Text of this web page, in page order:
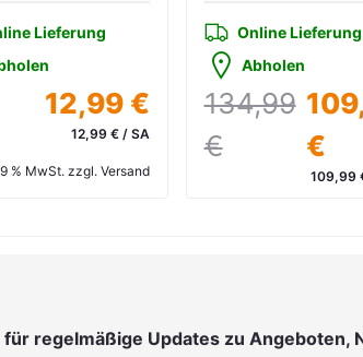
Lieferung
12,99 €
12,99 € / SA
% MwSt. zzgl. Versand
Online Lieferung
Abholen
134,99
€
€
109,99
regelmäßige Updates zu Angeboten,